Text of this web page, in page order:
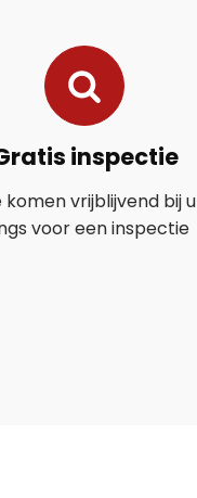
inspectie
komen vrijblijvend bij u
voor een inspectie